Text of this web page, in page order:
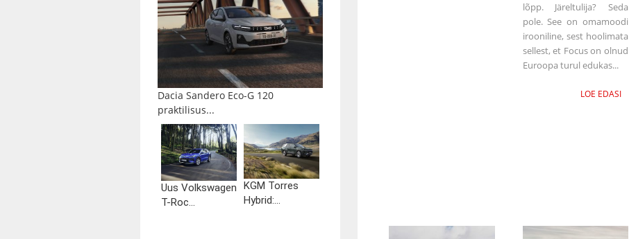
Dacia Sandero Eco-G 120
praktilisus...
Uus Volkswagen
T-Roc...
KGM Torres
Hybrid:...
lõpp. Järeltulija? Seda
pole. See on omamoodi
irooniline, sest hoolimata
sellest, et Focus on olnud
Euroopa turul edukas...
LOE EDASI